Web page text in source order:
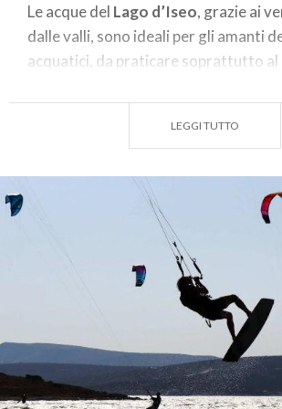
dedicarsi ai nuovi sport d’acqua. E
mancano centri che noleggiano
Le acque del Lago d’Iseo, grazie ai
dalle valli, sono ideali per gli amanti
acquatici, da praticare soprattutto al
barca la zona di Vello e approfittare
Con la tavola sulle acque del Lago
Percorso da correnti d’aria costanti,
è un paradiso per i surfer.
Tramontana e all’Inverna, a
Cannobio, Ispra, Laveno, Cannero,
Sesto Calende, Angera, si pratica
kitesurf. Il grande lago è anche
flyboard e sup, da praticare
sulla sua distesa di acque calme e
LEGGI TUTTO